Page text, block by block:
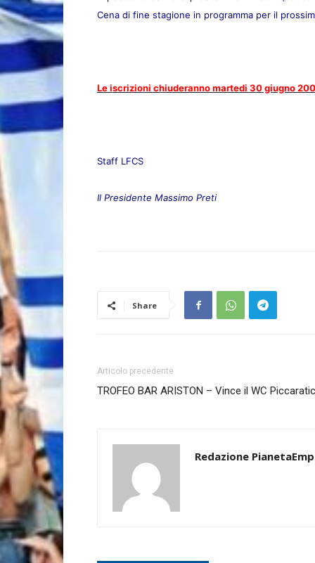
Cena di fine stagione in programma per il
Le iscrizioni chiuderanno martedi 30 giugno
Staff LFCS
Il Presidente Massimo Preti
Share
Articolo precedente
TROFEO BAR ARISTON – Vince il WC
Redazione